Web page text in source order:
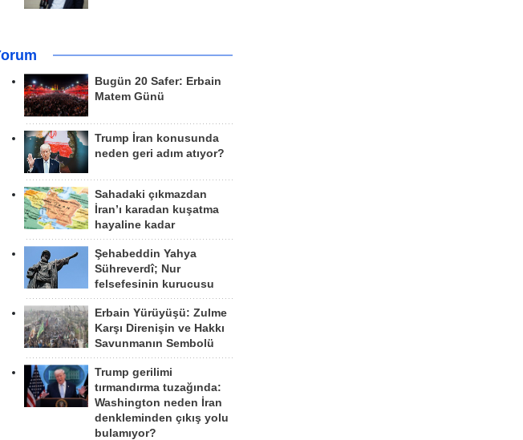
Bugün 20 Safer: Erbain
Matem Günü
Trump İran konusunda
neden geri adım atıyor?
Sahadaki çıkmazdan
İran’ı karadan kuşatma
hayaline kadar
Şehabeddin Yahya
Sühreverdî; Nur
felsefesinin kurucusu
Erbain Yürüyüşü: Zulme
Karşı Direnişin ve Hakkı
Savunmanın Sembolü
Trump gerilimi
tırmandırma tuzağında:
Washington neden İran
denkleminden çıkış yolu
bulamıyor?